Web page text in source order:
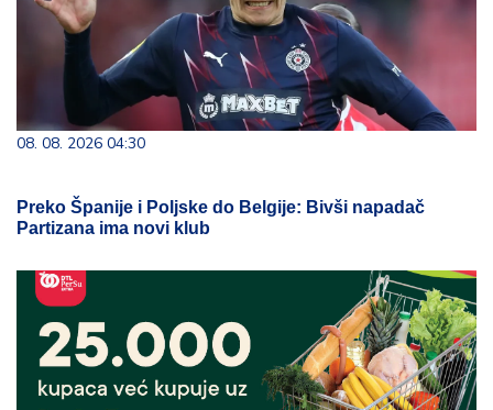
08. 08. 2026 04:30
Preko Španije i Poljske do Belgije: Bivši napadač
Partizana ima novi klub